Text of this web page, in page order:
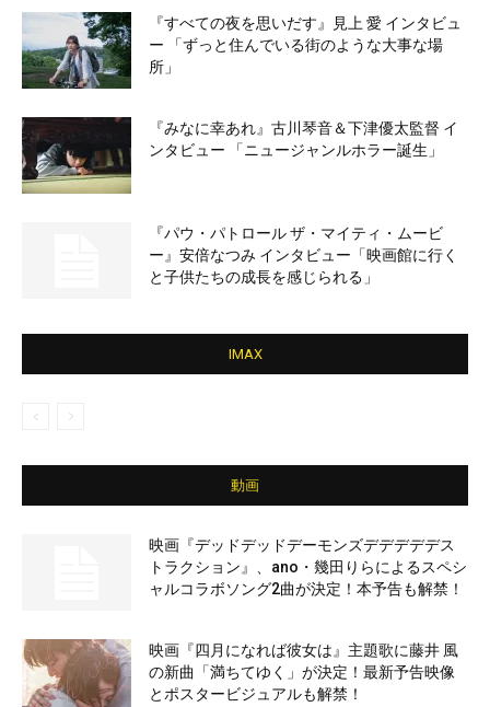
『すべての夜を思いだす』見上 愛 インタビュ
ー 「ずっと住んでいる街のような大事な場
所」
『みなに幸あれ』古川琴音＆下津優太監督 イ
ンタビュー 「ニュージャンルホラー誕生」
『パウ・パトロール ザ・マイティ・ムービ
ー』安倍なつみ インタビュー「映画館に行く
と子供たちの成長を感じられる」
IMAX
動画
映画『デッドデッドデーモンズデデデデデス
トラクション』、ano・幾田りらによるスペシ
ャルコラボソング2曲が決定！本予告も解禁！
映画『四月になれば彼女は』主題歌に藤井 風
の新曲「満ちてゆく」が決定！最新予告映像
とポスタービジュアルも解禁！